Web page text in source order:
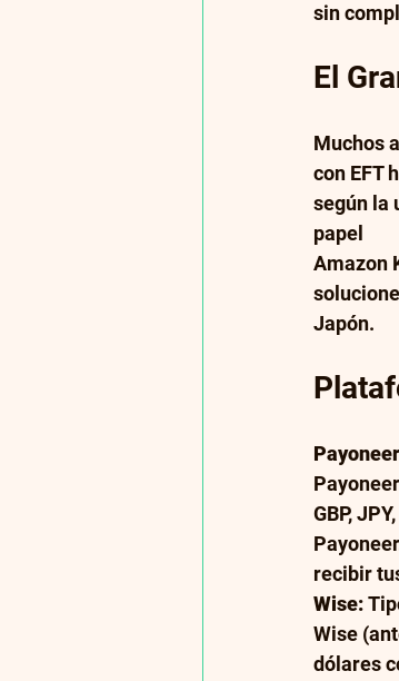
sin
El
Muchos
con EFT
según la
papel
Amazon
Japón.
GBP,
recibir
Wise:
Wise
dólares